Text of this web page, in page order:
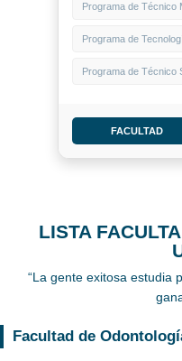
Programa de Técnico
Programa de
Programa de Técnico
FACULTAD
LISTA
“La gente exitosa estudia
Facultad de